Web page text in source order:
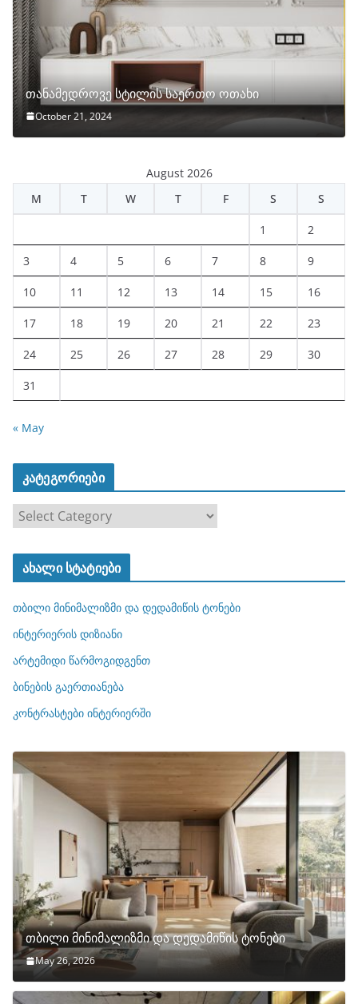
თანამედროვე სტილის საერთო ოთახი
October 21, 2024
August 2026
M
T W T F S S
1 2
3 4 5 6 7 8 9
10 11 12 13 14 15 16
17 18 19 20 21 22 23
24 25 26 27 28 29 30
31
« May
კატეგორიები
ა
ტ
ო
რ
ბ
ი
ახალი სტატიები
თბილი მინიმალიზმი და დედამიწის ტონები
ინტერიერის დიზიანი
არტემიდი წარმოგიდგენთ
ბინების გაერთიანება
კონტრასტები ინტერიერში
თბილი მინიმალიზმი და დედამიწის ტონები
May 26, 2026